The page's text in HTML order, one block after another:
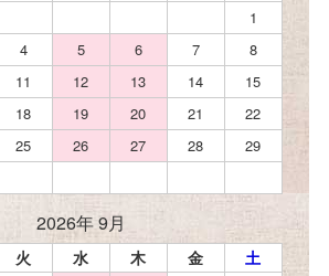
1
4 5 6 7
8
11 12 13 14
15
18 19 20 21
22
25 26 27 28
29
2026年 9月
火 水 木 金 土